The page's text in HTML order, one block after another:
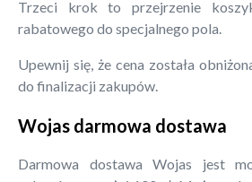
Trzeci krok to przejrzenie
rabatowego do specjalnego pola.
Upewnij się, że cena została
do finalizacji zakupów.
Wojas darmowa dostawa
Darmowa dostawa Wojas jest